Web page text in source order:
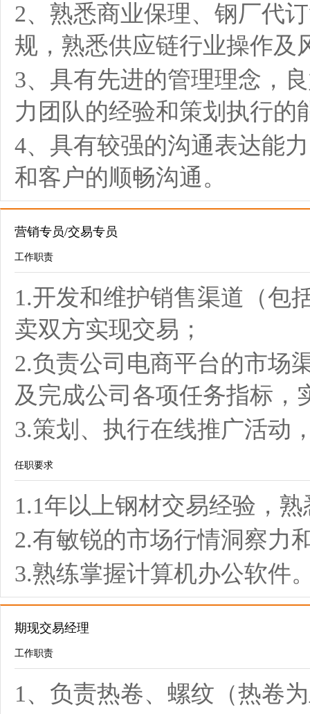
2、熟悉商业保理、钢厂代
规，熟悉供应链行业操作及
3、具有先进的管理理念，
力团队的经验和策划执行的
4、具有较强的沟通表达能
和客户的顺畅沟通。
营销专员/交易专员
工作职责
1.开发和维护销售渠道（包
卖双方实现交易；
2.负责公司电商平台的市场
及完成公司各项任务指标，
3.策划、执行在线推广活动
任职要求
1.1年以上钢材交易经验，
2.有敏锐的市场行情洞察力
3.熟练掌握计算机办公软件
期现交易经理
工作职责
1、负责热卷、螺纹（热卷